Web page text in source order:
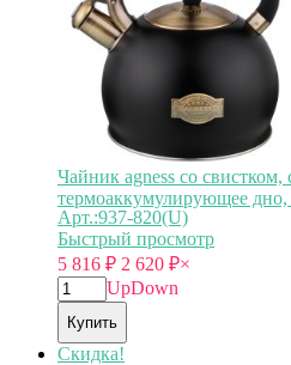
Чайник agness со свистком,
термоаккумулирующее
Арт.:937-820(U)
Быстрый просмотр
5 816 ₽ 2 620 ₽×
UpDown
Купить
Скидка!